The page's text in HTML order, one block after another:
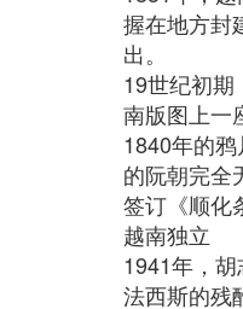
握在地方封
出。
19世纪初
南版图上一
1840年的
的阮朝完全
签订《顺化
越南独立
1941年，
法西斯的残